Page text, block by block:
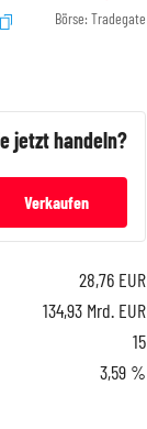
Börse: Tradegate
jetzt handeln?
Verkaufen
28,76 EUR
134,93 Mrd. EUR
15
3,59 %